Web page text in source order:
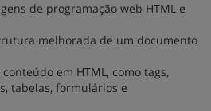
de programação web HTML e
melhorada de um documento
em HTML, como tags,
tabelas, formulários e